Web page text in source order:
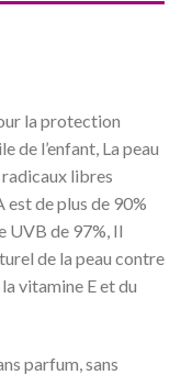
la protection
de l’enfant, La peau
libres
de plus de 90%
UVB de 97%, Il
de la peau contre
vitamine E et du
parfum, sans